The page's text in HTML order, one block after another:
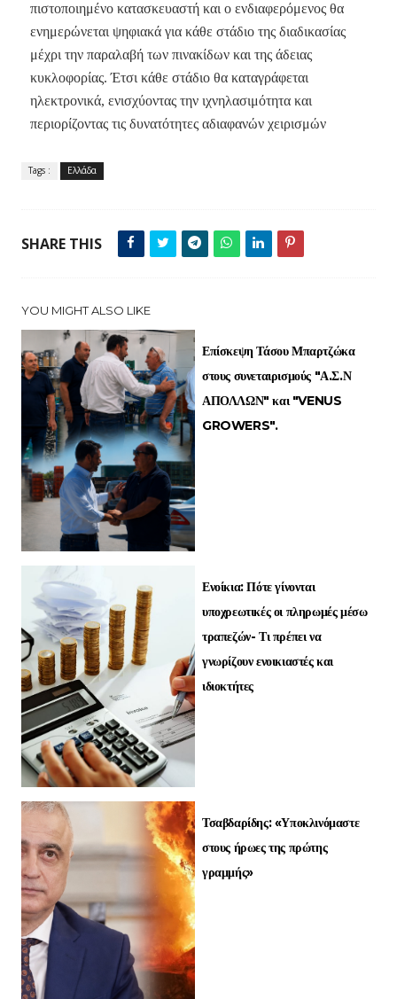
πιστοποιημένο κατασκευαστή και ο ενδιαφερόμενος θα
ενημερώνεται ψηφιακά για κάθε στάδιο της διαδικασίας
μέχρι την παραλαβή των πινακίδων και της άδειας
κυκλοφορίας. Έτσι κάθε στάδιο θα καταγράφεται
ηλεκτρονικά, ενισχύοντας την ιχνηλασιμότητα και
περιορίζοντας τις δυνατότητες αδιαφανών χειρισμών
Tags : Ελλάδα
SHARE THIS
YOU MIGHT ALSO LIKE
Επίσκεψη Τάσου Μπαρτζώκα
στους συνεταιρισμούς "Α.Σ.Ν
ΑΠΟΛΛΩΝ" και "VENUS
GROWERS".
Ενοίκια: Πότε γίνονται
υποχρεωτικές οι πληρωμές μέσω
τραπεζών- Τι πρέπει να
γνωρίζουν ενοικιαστές και
ιδιοκτήτες
Τσαβδαρίδης: «Υποκλινόμαστε
στους ήρωες της πρώτης
γραμμής»